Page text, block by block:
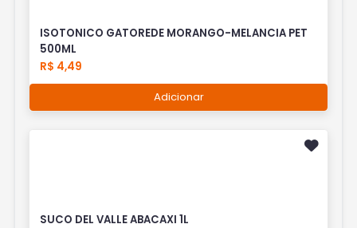
ISOTONICO GATOREDE MORANGO-MELANCIA PET
500ML
R$ 4,49
Adicionar
SUCO DEL VALLE ABACAXI 1L